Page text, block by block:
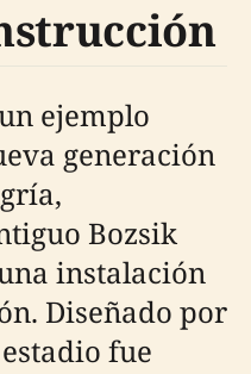
ejemplo
generación
Bozsik
instalación
Diseñado por
fue